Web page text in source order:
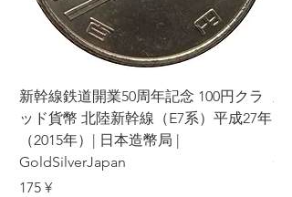
新幹線鉄道開業50周年記念 100円クラ
ッド貨幣 北陸新幹線（E7系）平成27年
（2015年）| 日本造幣局 |
GoldSilverJapan
Preis
175 ¥